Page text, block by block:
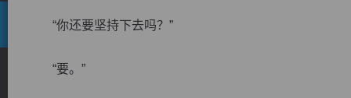
“你还要坚持下去吗？”
“要。”